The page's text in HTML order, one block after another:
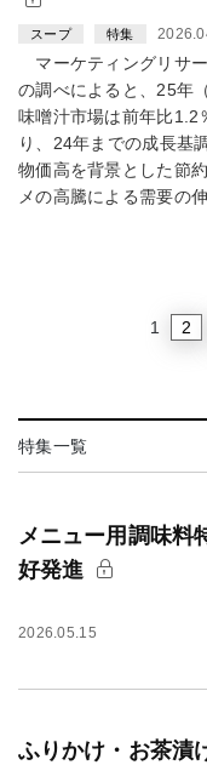
スープ 特集
マーケティングリサ
の調べによると、25年
味噌汁市場は前年比1.2
り、24年までの成長基
物価高を背景とした節
メの高騰による需要の
1 2
特集一覧
メニュー用調味
好発進
2026.05.15
ふりかけ・お茶漬